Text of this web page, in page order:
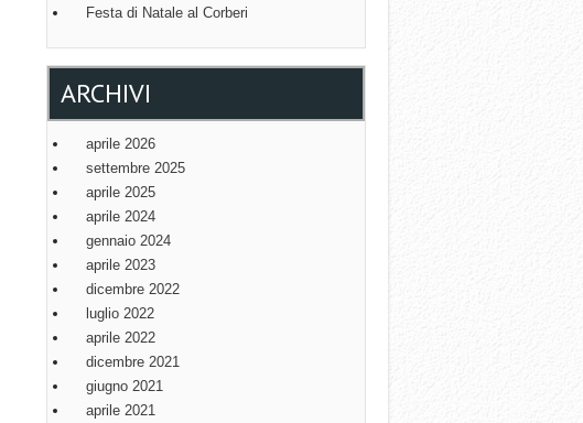
Festa di Natale al Corberi
ARCHIVI
aprile 2026
settembre 2025
aprile 2025
aprile 2024
gennaio 2024
aprile 2023
dicembre 2022
luglio 2022
aprile 2022
dicembre 2021
giugno 2021
aprile 2021